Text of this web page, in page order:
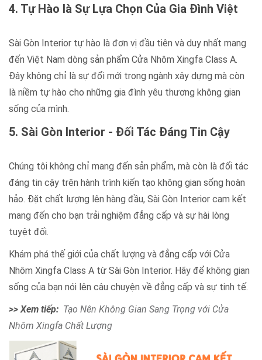
4. Tự Hào là Sự Lựa Chọn Của Gia Đình Việt
Sài Gòn Interior tự hào là đơn vị đầu tiên và duy nhất mang
đến Việt Nam dòng sản phẩm Cửa Nhôm Xingfa Class A.
Đây không chỉ là sự đổi mới trong ngành xây dựng mà còn
là niềm tự hào cho những gia đình yêu thương không gian
sống của mình.
5. Sài Gòn Interior - Đối Tác Đáng Tin Cậy
Chúng tôi không chỉ mang đến sản phẩm, mà còn là đối tác
đáng tin cậy trên hành trình kiến tạo không gian sống hoàn
hảo. Đặt chất lượng lên hàng đầu, Sài Gòn Interior cam kết
mang đến cho bạn trải nghiệm đẳng cấp và sự hài lòng
tuyệt đối.
Khám phá thế giới của chất lượng và đẳng cấp với Cửa
Nhôm Xingfa Class A từ Sài Gòn Interior. Hãy để không gian
sống của bạn nói lên câu chuyện về đẳng cấp và sự tinh tế.
>> Xem tiếp: Tạo Nên Không Gian Sang Trọng với Cửa
Nhôm Xingfa Chất Lượng